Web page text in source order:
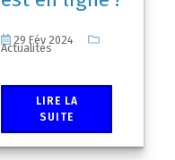
29 Fév 2024
Actualités
LIRE LA
SUITE